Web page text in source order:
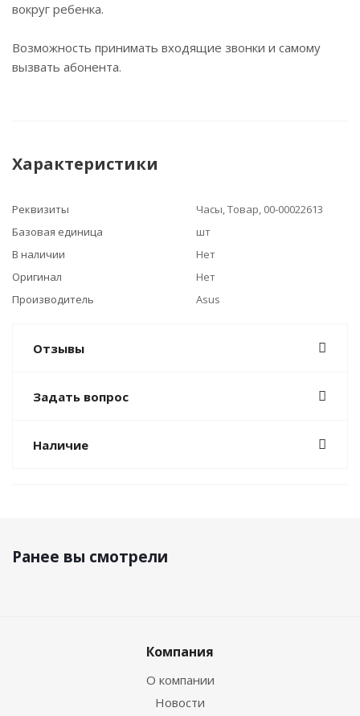
вокруг ребенка.
Возможность принимать входящие звонки и самому
вызвать абонента.
Характеристики
Реквизиты
Часы, Товар, 00-00022613
Базовая единица
шт
В наличии
Нет
Оригинал
Нет
Производитель
Asus
Отзывы
Задать вопрос
Наличие
Ранее вы смотрели
Компания
О компании
Новости